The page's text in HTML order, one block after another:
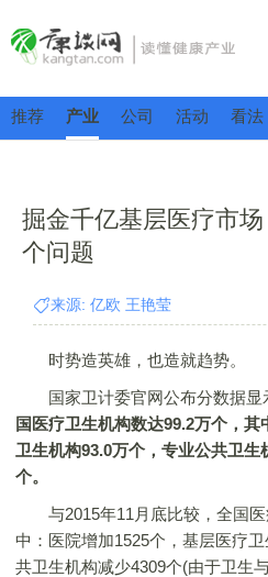
推荐 产业 公司 活动 看法
掘金千亿基层医疗市
个问题
来源: 亿欧 王艳莹
时势造英雄，也造就趋势。
国家卫计委官网公布分数据显
国医疗卫生机构数达99.2万个，
卫生机构93.0万个，专业公共卫
个。
与2015年11月底比较，全国医
中：医院增加1525个，基层医疗
共卫生机构减少4309个(由于卫生